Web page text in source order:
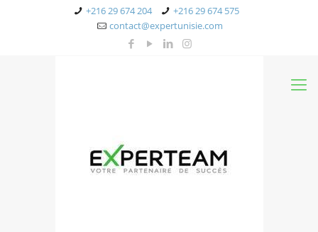
+216 29 674 204
+216 29 674 575
contact@expertunisie.com